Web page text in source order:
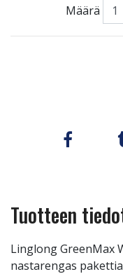
Määrä
Tuotteen
Linglong GreenMax
nastarengas